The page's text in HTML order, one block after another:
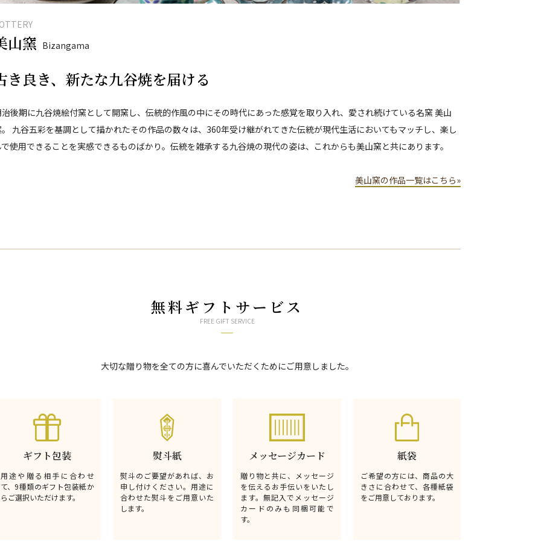
山窯 Bizangama
き良き、新たな九谷焼を届ける
後期に九谷焼絵付窯として開窯し、伝統的作風の中にその時代にあった感覚を取り入れ、愛され続けている名窯 美山
九谷五彩を基調として描かれたその作品の数々は、360年受け継がれてきた伝統が現代生活においてもマッチし、楽し
使用できることを実感できるものばかり。伝統を雑承する九谷焼の現代の姿は、これからも美山窯と共にあります。
美山窯の作品一覧はこちら»
無料ギフトサービス
FREE GIFT SERVICE
大切な贈り物を全ての方に喜んでいただくためにご用意しました。
ギフト包装
用途や贈る相手に合わせ
て、9種類のギフト包装紙か
らご選択いただけます。
熨斗紙
熨斗のご要望があれば、お
申し付けください。用途に
合わせた熨斗をご用意いた
します。
メッセージカード
贈り物と共に、メッセージ
を伝えるお手伝いをいたし
ます。無記入でメッセージ
カードのみも同梱可能で
す。
紙袋
ご希望の方には、商品の大
きさに合わせて、各種紙袋
をご用意しております。